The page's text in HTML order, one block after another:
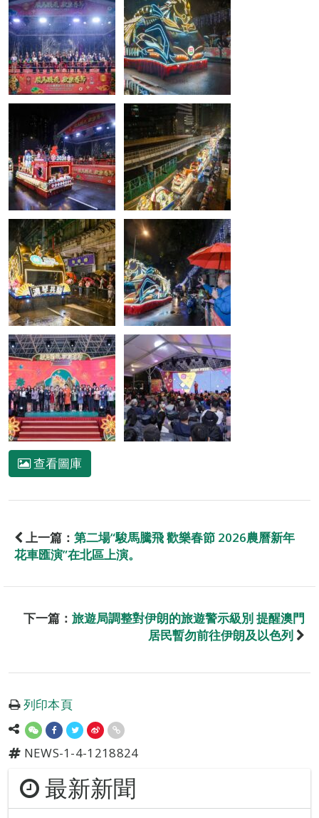
查看圖庫
上一篇： 第二場“駿馬騰飛 歡樂春節 2026農曆新年
花車匯演”在北區上演。
下一篇： 旅遊局調整對伊朗的旅遊警示級別 提醒澳門
居民暫勿前往伊朗及以色列
列印本頁
NEWS-1-4-1218824
最新新聞